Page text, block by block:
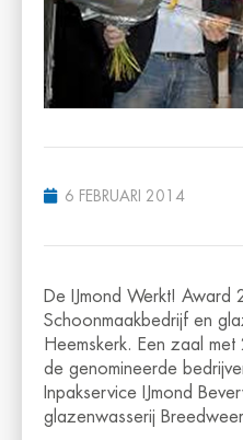
6 FEBRUARI 2014
De IJmond Werkt!
Schoonmaakbedrijf en
Heemskerk. Een zaal
de genomineerde
Inpakservice IJmond
glazenwasserij